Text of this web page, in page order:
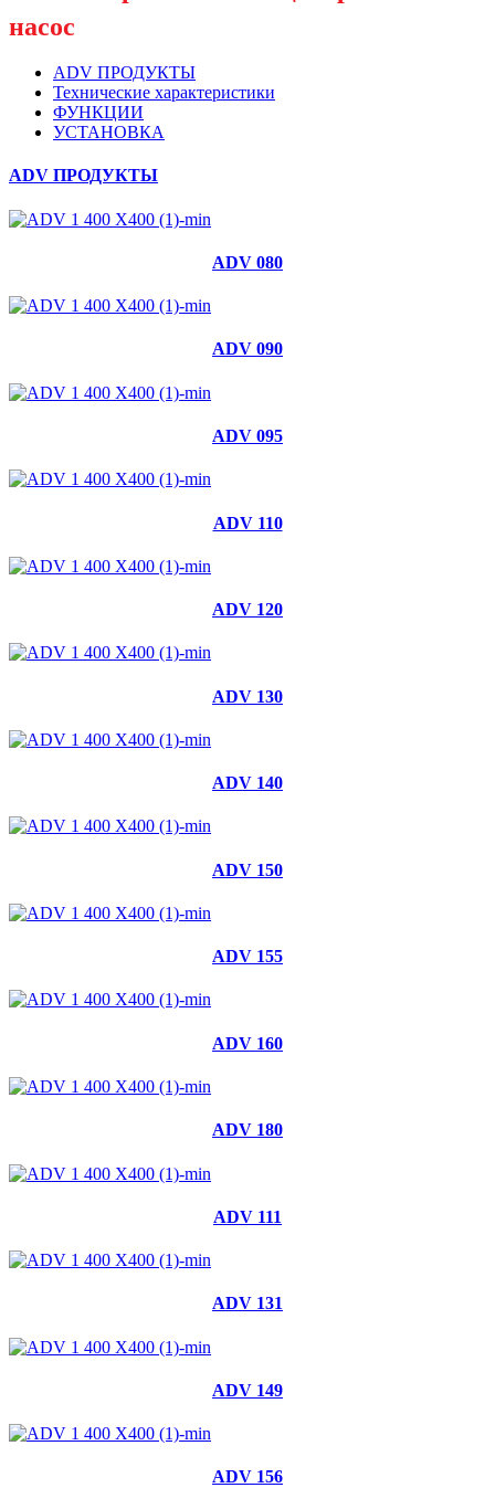
насос
ADV ПРОДУКТЫ
Технические характеристики
ФУНКЦИИ
УСТАНОВКА
ADV ПРОДУКТЫ
ADV 080
ADV 090
ADV 095
ADV 110
ADV 120
ADV 130
ADV 140
ADV 150
ADV 155
ADV 160
ADV 180
ADV 111
ADV 131
ADV 149
ADV 156